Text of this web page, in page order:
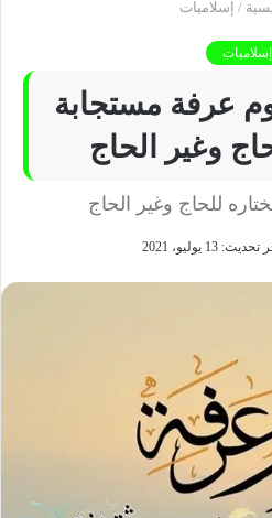
/ إسلاميات
إسلاميات
عرفة مستجابة
وغير الحاج
للحاج وغير الحاج
13 يوليو، 2021